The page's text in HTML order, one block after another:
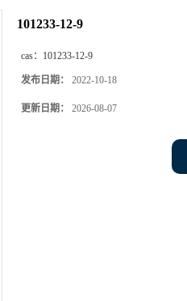
101233-12-9
cas： 101233-12-9
发布日期： 2022-10-18
更新日期： 2026-08-07